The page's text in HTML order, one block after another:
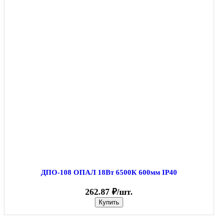
ДПО-108 ОПАЛ 18Вт 6500К 600мм IP40
262.87 ₽/шт.
Купить